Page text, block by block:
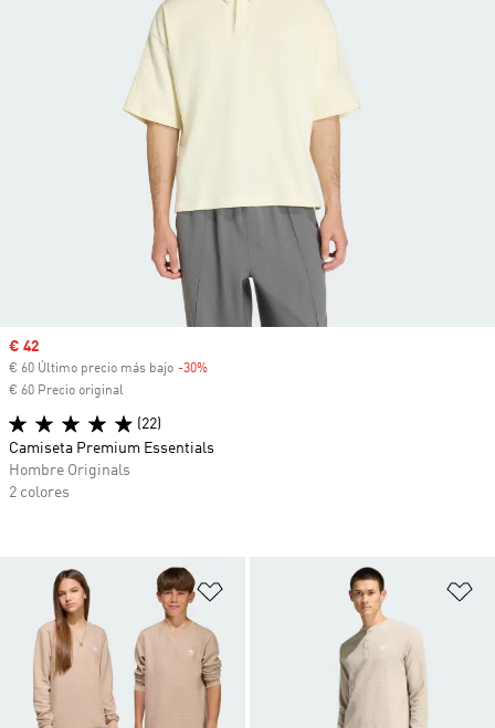
Añadir a la lista de deseos
Precio de venta
€ 42
€ 60 Último precio más bajo -30%
€ 60 Precio original
(22)
Camiseta Premium Essentials
Hombre Originals
2 colores